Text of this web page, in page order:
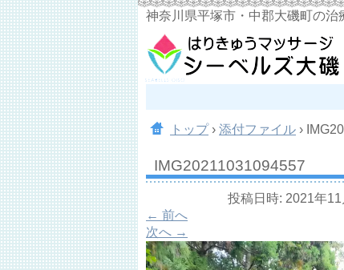
神奈川県平塚市・中郡大磯町の
トップ › 添付ファイル ›
IMG20211031094557
投稿日時: 2021年11
← 前へ
次へ →